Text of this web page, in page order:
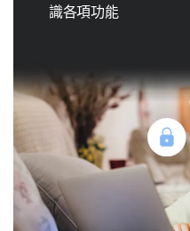
識各項功能